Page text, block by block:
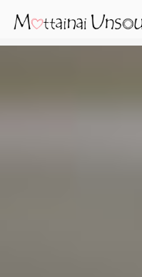
メインコンテンツに移動